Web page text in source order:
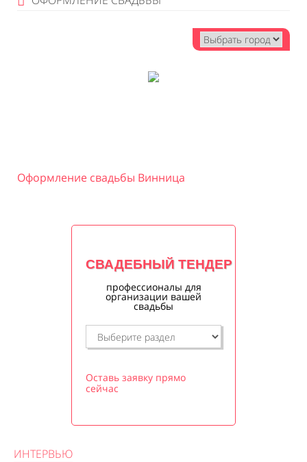
Оформление свадьбы Винница
СВАДЕБНЫЙ ТЕНДЕР
профессионалы для
организации вашей
свадьбы
Оставь заявку прямо
сейчас
ИНТЕРВЬЮ